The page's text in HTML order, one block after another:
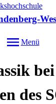
Menü
des